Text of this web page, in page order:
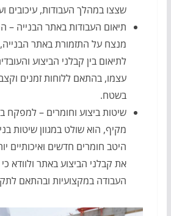
שצצו במהלך העבודות, עיכובים
תיאום העבודות באתר הבנייה –
מנצח על התזמורת באתר הבנייה,
לתיאום בין קבלני הביצוע
עצמו, בהתאם ללוחות זמנים
בשטח.
שיטות ביצוע וחומרים – למפקח
מקיף, הוא שולט במגוון שיטות
היטב חומרים חדשים ואיכותיים
את קבלני הביצוע באתר ולוודא
העבודה במקצועיות ובהתאם